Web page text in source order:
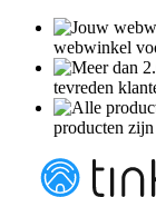
webwinkel
tevreden
producten